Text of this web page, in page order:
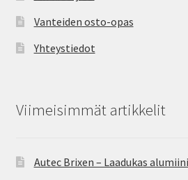
Vanteiden osto-opas
Yhteystiedot
Viimeisimmät artikkelit
Autec Brixen – Laadukas